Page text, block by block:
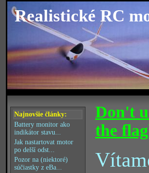
Realistické RC
Najnovšie články:
Battery monitor ako
indikátor stavu...
Jak nastartovat motor
po delší odst...
Pozor na (niektoré)
súčiastky z eBa...
Don't
the